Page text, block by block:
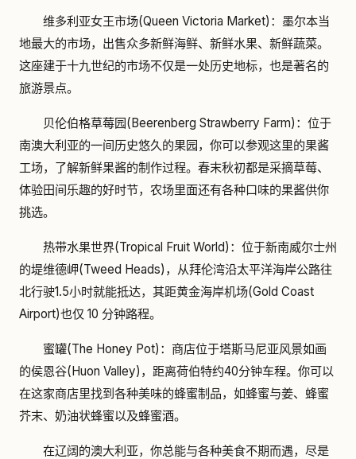
维多利亚女王市场(Queen Victoria Market)：墨尔本当
地最大的市场，出售众多新鲜海鲜、新鲜水果、新鲜蔬菜。
这座建于十九世纪的市场不仅是一处历史地标，也是著名的
旅游景点。
贝伦伯格草莓园(Beerenberg Strawberry Farm)：位于
南澳大利亚的一间历史悠久的果园，你可以参观这里的果酱
工场，了解新鲜果酱的制作过程。春末秋初都是采摘草莓、
体验田间乐趣的好时节，农场里面还有各种口味的果酱供你
挑选。
热带水果世界(Tropical Fruit World)：位于新南威尔士州
的堤维德岬(Tweed Heads)，从拜伦湾沿太平洋海岸公路往
北行驶1.5小时就能抵达，其距黄金海岸机场(Gold Coast
Airport)也仅 10 分钟路程。
蜜罐(The Honey Pot)：商店位于塔斯马尼亚风景如画
的侯恩谷(Huon Valley)，距离荷伯特约40分钟车程。你可以
在这家商店里找到各种美味的蜂蜜制品，如蜂蜜与姜、蜂蜜
芥末、奶油状蜂蜜以及蜂蜜酒。
在辽阔的澳大利亚，你总能与各种美食不期而遇，尽是